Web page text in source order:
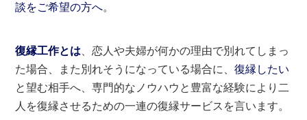
談をご希望の方へ。
復縁工作とは 、恋人や夫婦が何かの理由で別れてしまっ
た場合、また別れそうになっている場合に、復縁したい
と望む相手へ、専門的なノウハウと豊富な経験により二
人を復縁させるための一連の復縁サービスを言います。